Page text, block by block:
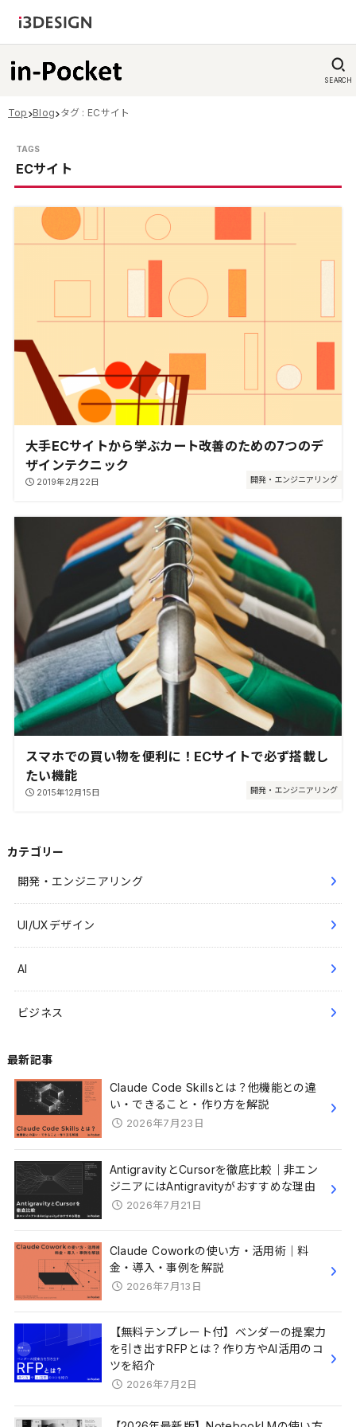
SEARCH
Top Blog タグ : ECサイト
ECサイト
開発・エンジニアリング
大手ECサイトから学ぶカート改善のための7つのデ
ザインテクニック
2019年2月22日
開発・エンジニアリング
スマホでの買い物を便利に！ECサイトで必ず搭載し
たい機能
2015年12月15日
カテゴリー
開発・エンジニアリング
UI/UXデザイン
AI
ビジネス
最新記事
Claude Code Skillsとは？他機能との違
い・できること・作り方を解説
2026年7月23日
AntigravityとCursorを徹底比較｜非エン
ジニアにはAntigravityがおすすめな理由
2026年7月21日
Claude Coworkの使い方・活用術｜料
金・導入・事例を解説
2026年7月13日
【無料テンプレート付】ベンダーの提案力
を引き出すRFPとは？作り方やAI活用のコ
ツを紹介
2026年7月2日